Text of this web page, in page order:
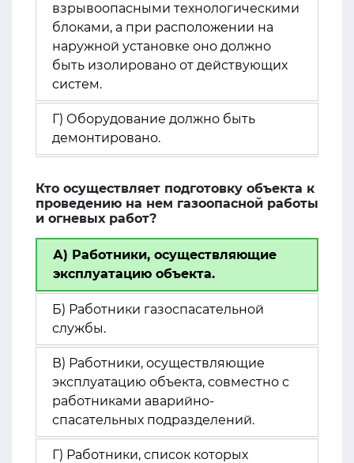
взрывоопасными технологическими
блоками, а при расположении на
наружной установке оно должно
быть изолировано от действующих
систем.
Г) Оборудование должно быть
демонтировано.
Кто осуществляет подготовку объекта к
проведению на нем газоопасной работы
и огневых работ?
А) Работники, осуществляющие
эксплуатацию объекта.
Б) Работники газоспасательной
службы.
В) Работники, осуществляющие
эксплуатацию объекта, совместно с
работниками аварийно-
спасательных подразделений.
Г) Работники, список которых